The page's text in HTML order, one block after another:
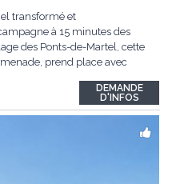
transformé et
à 15 minutes des
des Ponts-de-Martel, cette
prend place avec
nature, les Tourbières et les
...
DEMANDE
D'INFOS